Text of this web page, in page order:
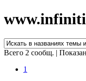
Всего 2 сообщ. |
1